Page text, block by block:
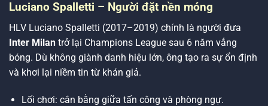
Luciano Spalletti – Người đặt nền móng
HLV Luciano Spalletti (2017–2019) chính là người đưa
Inter Milan trở lại Champions League sau 6 năm vắng
bóng. Dù không giành danh hiệu lớn, ông tạo ra sự ổn định
và khơi lại niềm tin từ khán giả.
Lối chơi: cân bằng giữa tấn công và phòng ngự.